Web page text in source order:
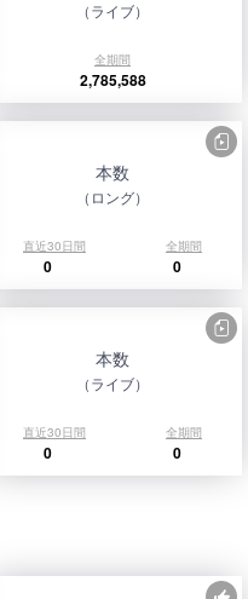
（ライブ）
全期間
2,785,588
本数
（ロング）
直近30日間 全期間
0 0
本数
（ライブ）
直近30日間 全期間
0 0